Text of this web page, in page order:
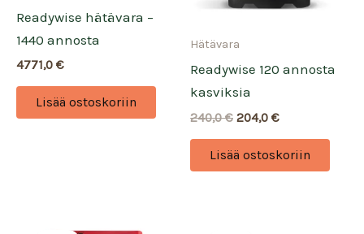
Readywise hätävara –
1440 annosta
4771,0 €
Lisää ostoskoriin
Hätävara
Readywise 120 annosta
kasviksia
240,0€ Alkuperäinen
oli:
240,0 €.
204,0 €Nykyinen
204,0 €.
Lisää ostoskoriin